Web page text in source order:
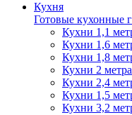
Кухня
Готовые кухонные
Кухни 1,1
Кухни 1,6
Кухни 1,8
Кухни 2 метра
Кухни 2,4
Кухни 1,5
Кухни 3,2